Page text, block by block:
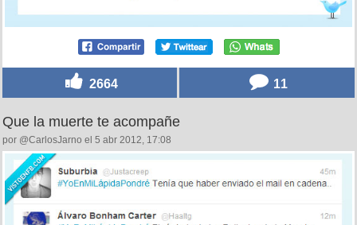
2664 11
Que la muerte te acompañe
por @CarlosJarno el 5 abr 2012, 17:08